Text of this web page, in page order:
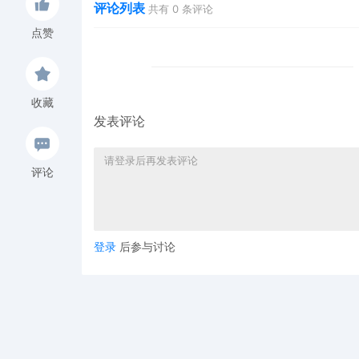
点赞
收藏
评论
评论列表 共有 0 条评论
发表评论
登录 后参与讨论